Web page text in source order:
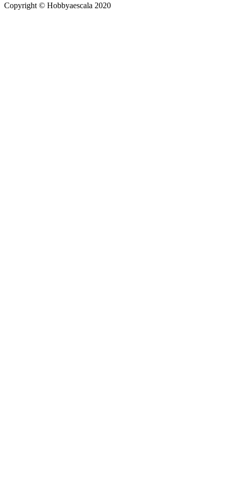
Copyright © Hobbyaescala 2020